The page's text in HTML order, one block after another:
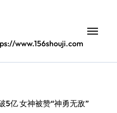
www.156shouji.com
5亿 女神被赞“神勇无敌”